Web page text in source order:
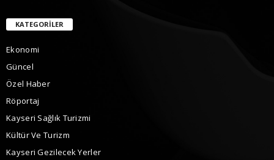
KATEGORILER
Ekonomi
Güncel
Özel Haber
Röportaj
Kayseri Sağlık Turizmi
Kültür Ve Turizm
Kayseri Gezilecek Yerler